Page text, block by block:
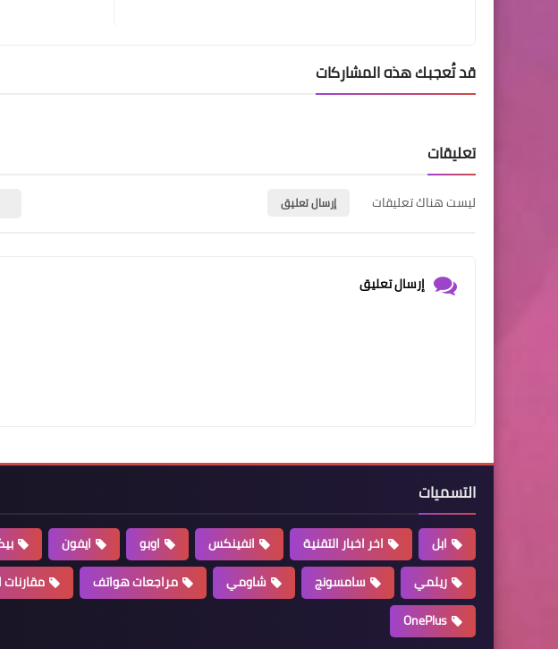
قد تُعجبك هذه المشاركات
تعليقات
ليست هناك تعليقات إرسال تعليق
إرسال تعليق
التسميات
ابل اخر اخبار التقنية انفينكس اوبو ايفون
ريلمي
سامسونج شاومي مراجعات هواتف
OnePlus